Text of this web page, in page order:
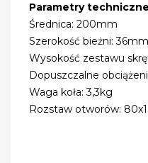
Parametry
Średnica: 200mm
Szerokość bieżni: 36mm
Wysokość zestawu
Dopuszczalne
Waga koła: 3,3kg
Rozstaw otworów: